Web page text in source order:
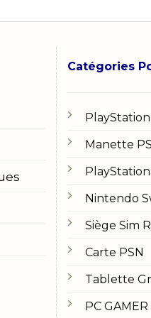
Catégories
PlayStation
Manette
Nintendo
Siège Sim
Carte PSN
Tablette
PC GAMER